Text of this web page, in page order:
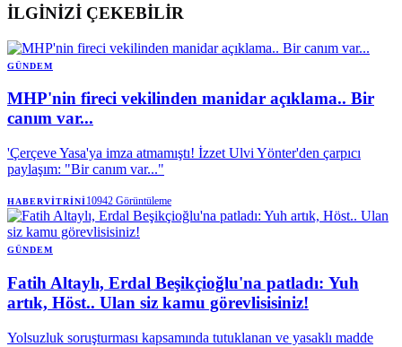
İLGİNİZİ ÇEKEBİLİR
GÜNDEM
MHP'nin fireci vekilinden manidar açıklama.. Bir
canım var...
'Çerçeve Yasa'ya imza atmamıştı! İzzet Ulvi Yönter'den çarpıcı
paylaşım: "Bir canım var..."
HABERVITRINI10942 Görüntüleme
GÜNDEM
Fatih Altaylı, Erdal Beşikçioğlu'na patladı: Yuh
artık, Höst.. Ulan siz kamu görevlisisiniz!
Yolsuzluk soruşturması kapsamında tutuklanan ve yasaklı madde